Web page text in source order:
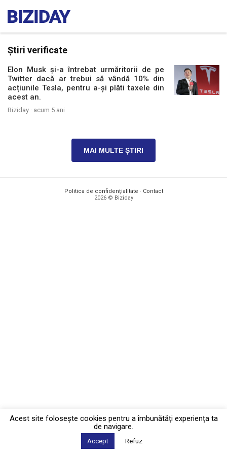
Știri verificate
Elon Musk și-a întrebat urmăritorii de pe
Twitter dacă ar trebui să vândă 10% din
acțiunile Tesla, pentru a-și plăti taxele din
acest an.
Biziday · acum 5 ani
MAI MULTE ȘTIRI
Politica de confidențialitate · Contact
2026 © Biziday
Acest site foloseşte cookies pentru a îmbunătăți experiența ta
de navigare.
Accept Refuz